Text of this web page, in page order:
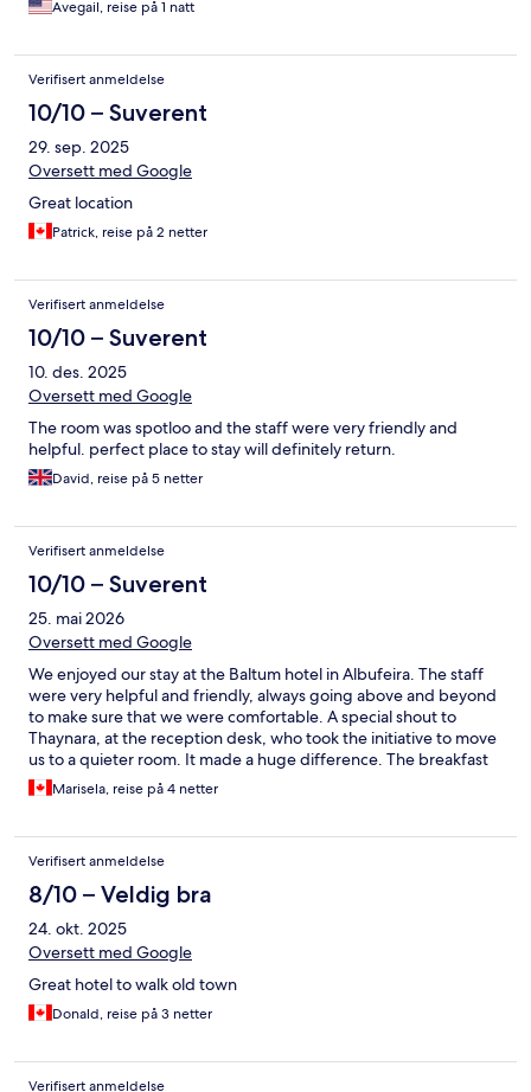
Avegail, reise på 1 natt
Verifisert anmeldelse
10/10 – Suverent
29. sep. 2025
Oversett med Google
Great location
Patrick, reise på 2 netter
Verifisert anmeldelse
10/10 – Suverent
10. des. 2025
Oversett med Google
The room was spotloo and the staff were very friendly and
helpful. perfect place to stay will definitely return.
David, reise på 5 netter
Verifisert anmeldelse
10/10 – Suverent
25. mai 2026
Oversett med Google
We enjoyed our stay at the Baltum hotel in Albufeira. The staff
were very helpful and friendly, always going above and beyond
to make sure that we were comfortable. A special shout to
Thaynara, at the reception desk, who took the initiative to move
us to a quieter room. It made a huge difference. The breakfast
buffet was very good. The food selection was varied and always
fresh. We also loved the design, food and vibe of the restaurant
Marisela, reise på 4 netter
Verifisert anmeldelse
8/10 – Veldig bra
24. okt. 2025
Oversett med Google
Great hotel to walk old town
Donald, reise på 3 netter
Verifisert anmeldelse